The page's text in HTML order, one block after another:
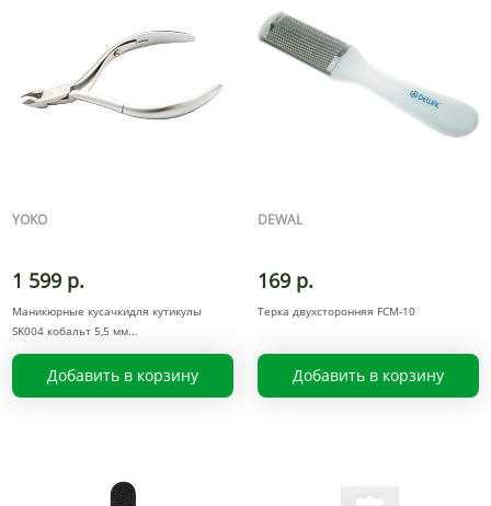
YOKO
1 599 р.
Маникюрные кусачкидля кутикулы
SK004 кобальт 5,5 мм
Добавить в корзину
DEWAL
169 р.
Терка двухсторонняя FCM-10
Добавить в корзину